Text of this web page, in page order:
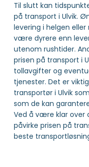
Til slutt kan
på transport i Ulvik.
levering i helgen
være dyrere enn
utenom rushtider.
prisen på transport i
tollavgifter og
tjenester. Det er
transportør i Ulvik
som de kan
Ved å være klar over
påvirke prisen på
beste